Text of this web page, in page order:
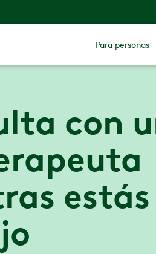
Para personas
con
estás